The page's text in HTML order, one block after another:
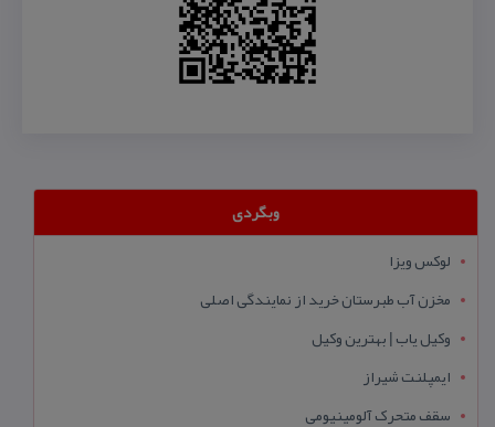
وبگردی
لوکس ویزا
مخزن آب طبرستان خرید از نمایندگی اصلی
وکیل یاب | بهترین وکیل
ایمپلنت شیراز
سقف متحرک آلومینیومی